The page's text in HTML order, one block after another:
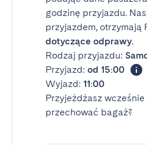
godzinę przyjazdu.
przyjazdem, otrzymają
dotyczące odprawy.
Rodzaj przyjazdu:
Przyjazd: od 15:00
Wyjazd: 11:00
Przyjeżdżasz
przechować bagaż?